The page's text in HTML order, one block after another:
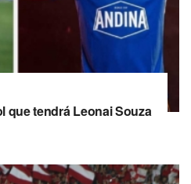
que tendrá Leonai Souza